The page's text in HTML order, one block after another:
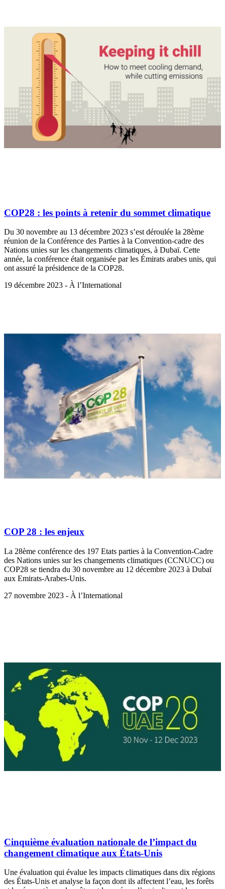
COP28 : les points à retenir du sommet climatique
Du 30 novembre au 13 décembre 2023 s’est déroulée la 28ème
réunion de la Conférence des Parties à la Convention-cadre des
Nations unies sur les changements climatiques, à Dubaï. Cette
année, la conférence était organisée par les Émirats arabes unis, qui
ont assuré la présidence de la COP28.
19 décembre 2023 - À l’International
COP 28 : les enjeux
La 28ème conférence des 197 Etats parties à la Convention-Cadre
des Nations unies sur les changements climatiques (CCNUCC) ou
COP28 se tiendra du 30 novembre au 12 décembre 2023 à Dubaï
aux Emirats-Arabes-Unis.
27 novembre 2023 - À l’International
Cinquième évaluation nationale de l’impact du
changement climatique aux États-Unis
Une évaluation qui évalue les impacts climatiques dans dix régions
des États-Unis et analyse la façon dont ils affectent l’eau, les forêts